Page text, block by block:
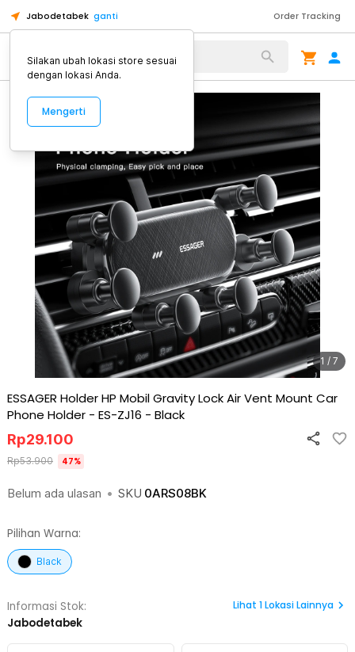
Jabodetabek ganti Order Tracking
Alat Kopi
1 / 7
ESSAGER Holder HP Mobil Gravity Lock Air Vent Mount Car
Phone Holder - ES-ZJ16 - Black
Belum ada ulasan • SKU 0ARS08BK
Rp29.100
Rp53.900 47%
Pilihan Warna:
Black
Informasi Stok:
Jabodetabek
Lihat 1Lokasi Lainnya
Silakan ubah lokasi store sesuai
dengan lokasi Anda.
Mengerti